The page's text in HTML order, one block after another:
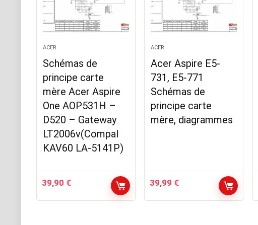
ACER
Schémas de
principe carte
mère Acer Aspire
One AOP531H –
D520 – Gateway
LT2006v(Compal
KAV60 LA-5141P)
39,90 €
ACER
Acer Aspire E5-
731, E5-771
Schémas de
principe carte
mère, diagrammes
39,99 €